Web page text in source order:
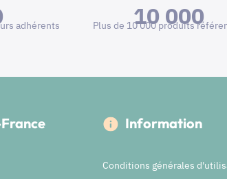
adhérents 10 000
Plus de 10 000 produits
Information
Conditions générales